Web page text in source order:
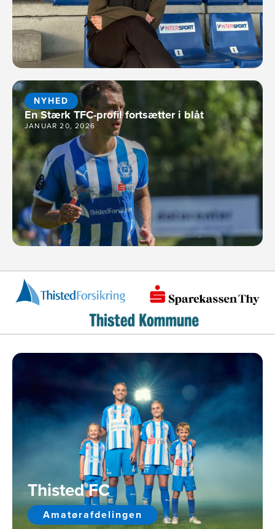
NYHED
En Stærk TFC-profil fortsætter i blåt
JANUAR 20, 2026
Thisted FC
Amatørafdelingen